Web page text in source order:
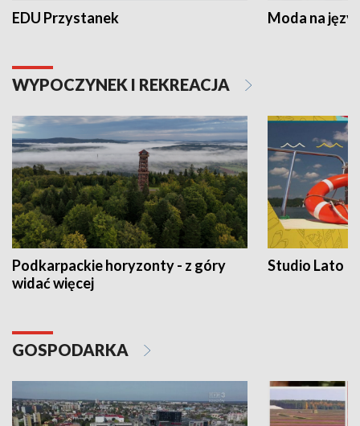
EDU Przystanek Moda na
WYPOCZYNEK I REKREACJA
Podkarpackie horyzonty - z góry
widać więcej
Studio Lato
GOSPODARKA